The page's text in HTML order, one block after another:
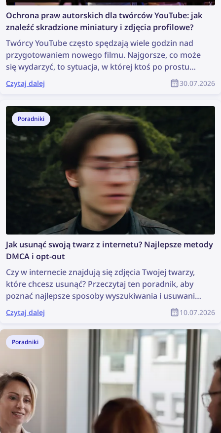
Ochrona praw autorskich dla twórców YouTube: jak
znaleźć skradzione miniatury i zdjęcia profilowe?
Twórcy YouTube często spędzają wiele godzin nad
przygotowaniem nowego filmu. Najgorsze, co może
się wydarzyć, to sytuacja, w której ktoś po prostu
ukradnie ich treści, wykorzysta je bez zgody, a autor
nie otrzyma za nie żadnego uznania. Jak znaleźć
jako członek społeczności YouTube?
Czytaj dalej 30.07.2026
Poradniki
Jak usunąć swoją twarz z internetu? Najlepsze metody
DMCA i opt-out
Czy w internecie znajdują się zdjęcia Twojej twarzy,
które chcesz usunąć? Przeczytaj ten poradnik, aby
poznać najlepsze sposoby wyszukiwania i usuwania
swoich zdjęć z sieci!
Czytaj dalej 10.07.2026
Poradniki